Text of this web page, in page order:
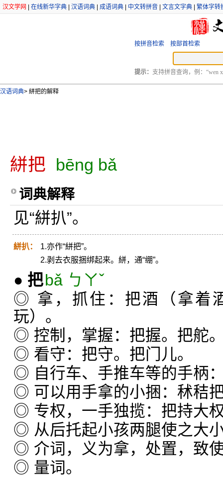
汉文学网 在线新华字典 汉语词典 成语词典 中文转拼音 文言文字典 繁体字转
按拼音检索 按部首检索
提示： 支持拼音查询，例：“wen
汉语词典> 絣把的解释
絣把 bēng bǎ
词典解释
见“絣扒”。
絣扒：
1.亦作“絣把”。
2.剥去衣服捆绑起来。絣，通“绷”。
● 把bǎ ㄅㄚˇ
◎ 拿，抓住：把酒（拿着
玩）。
◎ 控制，掌握：把握。把舵
◎ 看守：把守。把门儿。
◎ 自行车、手推车等的手柄
◎ 可以用手拿的小捆：秫秸
◎ 专权，一手独揽：把持大
◎ 从后托起小孩两腿使之大
◎ 介词，义为拿，处置，致
◎ 量词。